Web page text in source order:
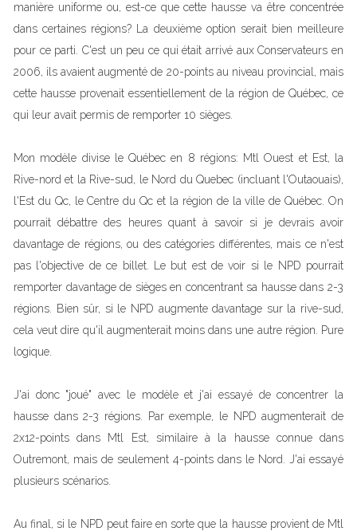
manière uniforme ou, est-ce que cette hausse va être concentrée
dans certaines régions? La deuxième option serait bien meilleure
pour ce parti. C'est un peu ce qui était arrivé aux Conservateurs en
2006, ils avaient augmenté de 20-points au niveau provincial, mais
cette hausse provenait essentiellement de la région de Québec, ce
qui leur avait permis de remporter 10 sièges.
Mon modèle divise le Québec en 8 régions: Mtl Ouest et Est, la
Rive-nord et la Rive-sud, le Nord du Quebec (incluant l'Outaouais),
l'Est du Qc, le Centre du Qc et la région de la ville de Québec. On
pourrait débattre des heures quant à savoir si je devrais avoir
davantage de régions, ou des catégories différentes, mais ce n'est
pas l'objective de ce billet. Le but est de voir si le NPD pourrait
remporter davantage de sièges en concentrant sa hausse dans 2-3
régions. Bien sûr, si le NPD augmente davantage sur la rive-sud,
cela veut dire qu'il augmenterait moins dans une autre région. Pure
logique.
J'ai donc "joué" avec le modèle et j'ai essayé de concentrer la
hausse dans 2-3 régions. Par exemple, le NPD augmenterait de
2x12-points dans Mtl Est, similaire à la hausse connue dans
Outremont, mais de seulement 4-points dans le Nord. J'ai essayé
plusieurs scénarios.
Au final, si le NPD peut faire en sorte que la hausse provient de Mtl